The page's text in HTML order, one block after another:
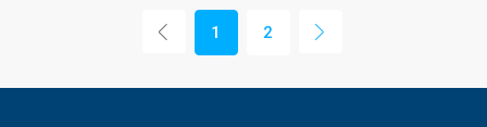
1 2